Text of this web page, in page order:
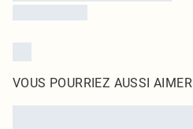
VOUS POURRIEZ AUSSI AIMER